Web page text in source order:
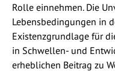
Rolle einnehmen. Die
Lebensbedingungen in
Existenzgrundlage für
in Schwellen- und
erheblichen Beitrag zu